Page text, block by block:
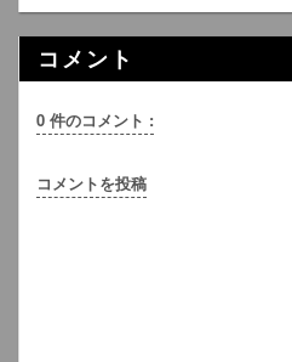
コメント
0 件のコメント :
コメントを投稿